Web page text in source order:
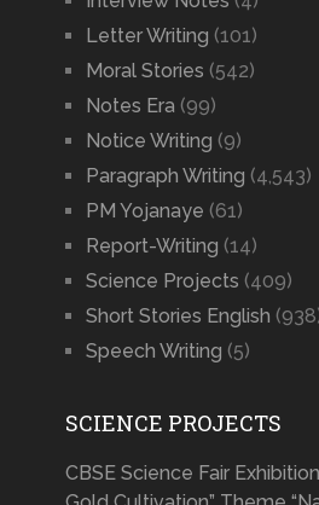
Letter Writing (101)
Moral Stories (542)
Notes Era (99)
Notice Writing (9)
Paragraph Writing (4,543)
PM Yojanaye (61)
Report-Writing (14)
Science Projects (409)
Short Stories English
Speech Writing (5)
SCIENCE PROJECTS
CBSE Science Fair